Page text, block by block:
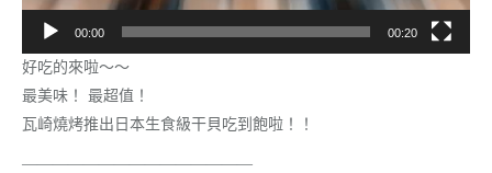
00:00 00:20
好吃的來啦～～
最美味！ 最超值！
瓦崎燒烤推出日本生食級干貝吃到飽啦！！
———————————————